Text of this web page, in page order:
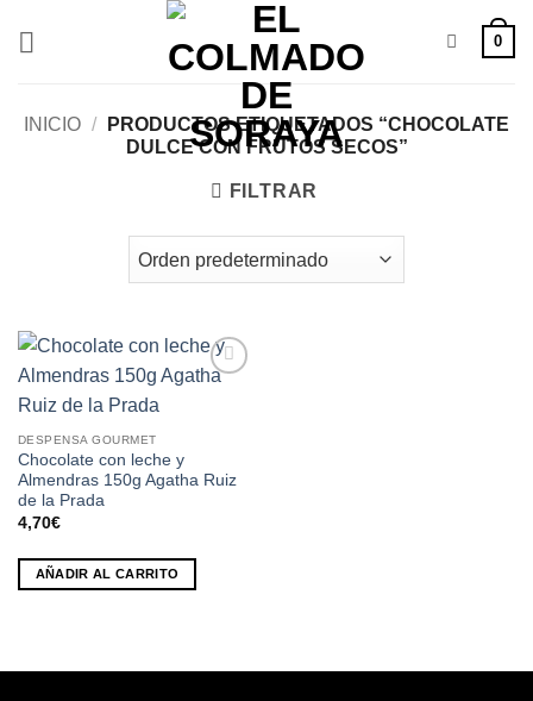
0
INICIO /
PRODUCTOS ETIQUETADOS “CHOCOLATE
DULCE CON FRUTOS SECOS”
FILTRAR
DESPENSA GOURMET
Chocolate con leche y
Almendras 150g Agatha Ruiz
de la Prada
4,70€
AÑADIR AL CARRITO